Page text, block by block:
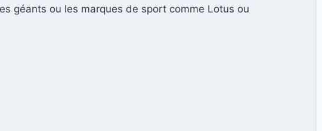
géants ou les marques de sport comme Lotus ou